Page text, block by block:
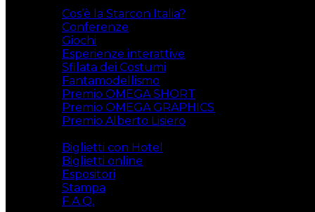
Cos’è la Starcon Italia?
Conferenze
Giochi
Esperienze interattive
Sfilata dei Costumi
Fantamodellismo
Premio OMEGA SHORT
Premio OMEGA GRAPHICS
Premio Alberto Lisiero
Biglietti con Hotel
Biglietti online
Espositori
Stampa
F.A.Q.